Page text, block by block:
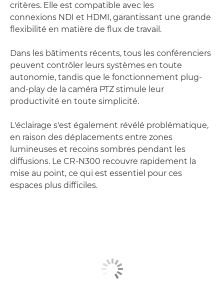
critères. Elle est compatible avec les
connexions NDI et HDMI, garantissant une grande
flexibilité en matière de flux de travail.
Dans les bâtiments récents, tous les conférenciers
peuvent contrôler leurs systèmes en toute
autonomie, tandis que le fonctionnement plug-
and-play de la caméra PTZ stimule leur
productivité en toute simplicité.
L'éclairage s'est également révélé problématique,
en raison des déplacements entre zones
lumineuses et recoins sombres pendant les
diffusions. Le CR-N300 recouvre rapidement la
mise au point, ce qui est essentiel pour ces
espaces plus difficiles.